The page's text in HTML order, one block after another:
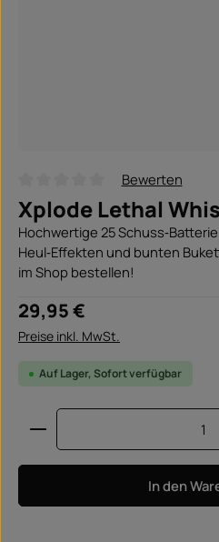
Durchschnittliche Bewertung
Bewerten
Xplode Lethal
Hochwertige 25
Heul‑Effekten und bunten
im Shop bestellen!
Regulärer Preis:
29,95 €
Preise inkl. MwSt.
Auf Lager, Sofort verfügbar
Produkt Anzahl: Gib
In den